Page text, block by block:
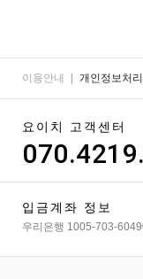
이용안내 개인정보처
요이치 고객센터
입금계좌 정보
우리은행 1005-703-